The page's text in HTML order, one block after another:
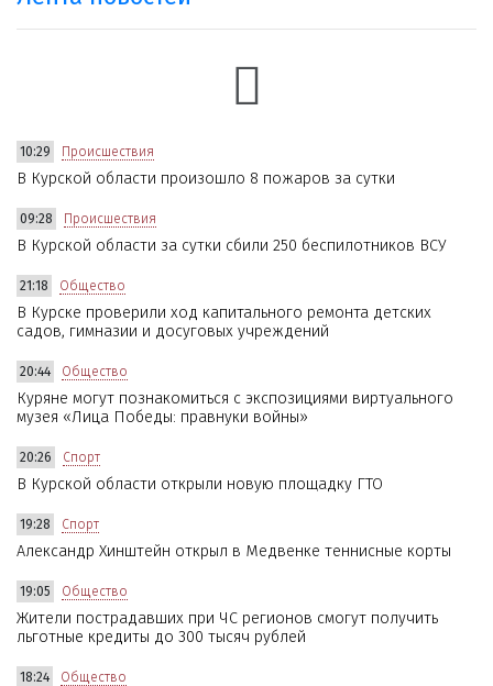
10:29 Происшествия
В Курской области произошло 8 пожаров за сутки
09:28 Происшествия
В Курской области за сутки сбили 250 беспилотников ВСУ
21:18 Общество
В Курске проверили ход капитального ремонта детских
садов, гимназии и досуговых учреждений
20:44 Общество
Куряне могут познакомиться с экспозициями виртуального
музея «Лица Победы: правнуки войны»
20:26 Спорт
В Курской области открыли новую площадку ГТО
19:28 Спорт
Александр Хинштейн открыл в Медвенке теннисные корты
19:05 Общество
Жители пострадавших при ЧС регионов смогут получить
льготные кредиты до 300 тысяч рублей
18:24 Общество